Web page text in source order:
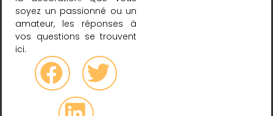
soyez un passionné ou un
amateur, les réponses à
vos questions se trouvent
ici.